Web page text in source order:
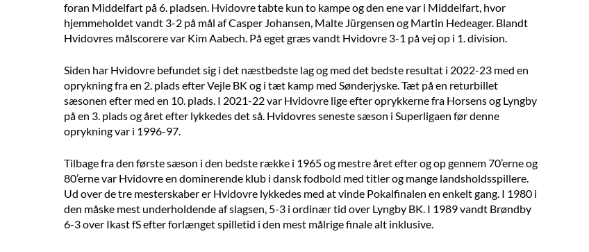
foran Middelfart på 6. pladsen. Hvidovre tabte kun to kampe og den ene var i Middelfart, hvor
hjemmeholdet vandt 3-2 på mål af Casper Johansen, Malte Jürgensen og Martin Hedeager. Blandt
Hvidovres målscorere var Kim Aabech. På eget græs vandt Hvidovre 3-1 på vej op i 1. division.
Siden har Hvidovre befundet sig i det næstbedste lag og med det bedste resultat i 2022-23 med en
oprykning fra en 2. plads efter Vejle BK og i tæt kamp med Sønderjyske. Tæt på en returbillet
sæsonen efter med en 10. plads. I 2021-22 var Hvidovre lige efter oprykkerne fra Horsens og Lyngby
på en 3. plads og året efter lykkedes det så. Hvidovres seneste sæson i Superligaen før denne
oprykning var i 1996-97.
Tilbage fra den første sæson i den bedste række i 1965 og mestre året efter og op gennem 70’erne og
80’erne var Hvidovre en dominerende klub i dansk fodbold med titler og mange landsholdsspillere.
Ud over de tre mesterskaber er Hvidovre lykkedes med at vinde Pokalfinalen en enkelt gang. I 1980 i
den måske mest underholdende af slagsen, 5-3 i ordinær tid over Lyngby BK. I 1989 vandt Brøndby
6-3 over Ikast fS efter forlænget spilletid i den mest målrige finale alt inklusive.